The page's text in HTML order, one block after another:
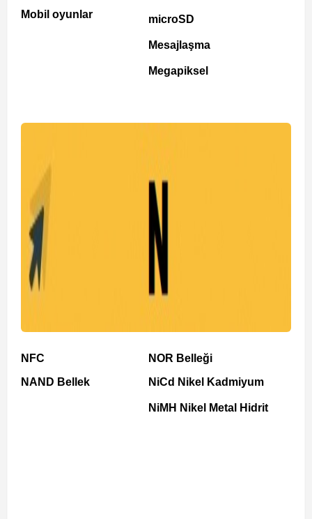
Mobil oyunlar microSD
Mesajlaşma
Megapiksel
NFC
NAND Bellek
NOR Belleği
NiCd Nikel Kadmiyum
NiMH Nikel Metal Hidrit